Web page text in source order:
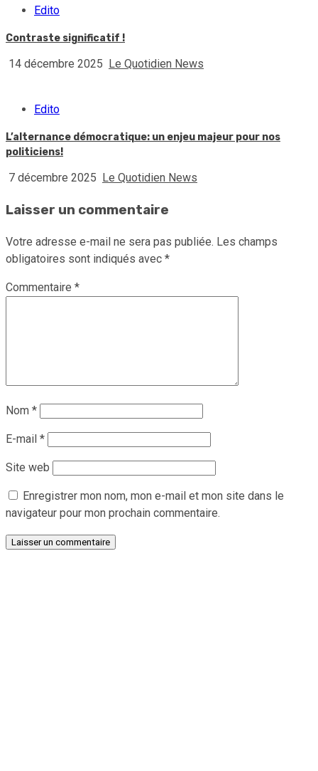
Edito
Contraste significatif !
14 décembre 2025 Le Quotidien News
Edito
L’alternance démocratique: un enjeu majeur pour nos
politiciens!
7 décembre 2025 Le Quotidien News
Laisser un commentaire
Votre adresse e-mail ne sera pas publiée. Les champs
obligatoires sont indiqués avec *
Commentaire *
Nom *
E-mail *
Site web
Enregistrer mon nom, mon e-mail et mon site dans le
navigateur pour mon prochain commentaire.